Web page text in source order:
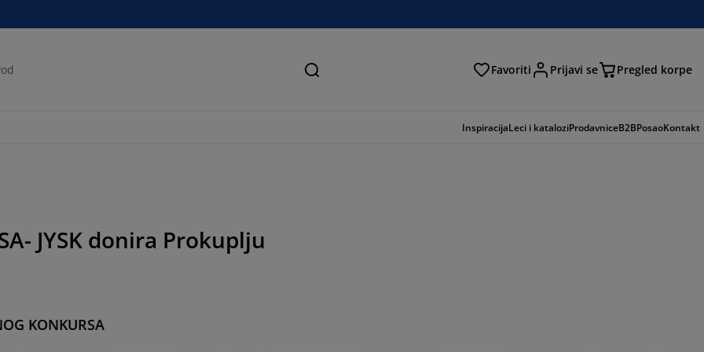
Pretraga Favoriti Prijavi se Pregled korpe
InspiracijaLeci i kataloziProdavniceB2BPosaoKontakt
JYSK donira Prokuplju
KONKURSA